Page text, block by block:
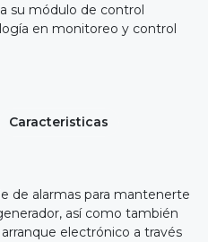
su módulo de control
en monitoreo y control
de alarmas para mantenerte
así como también
electrónico a través
Caracteristicas